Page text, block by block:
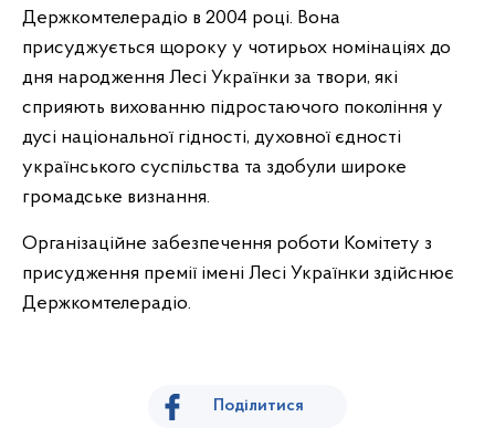
Держкомтелерадіо в 2004 році. Вона
присуджується щороку у чотирьох номінаціях до
дня народження Лесі Українки за твори, які
сприяють вихованню підростаючого покоління у
дусі національної гідності, духовної єдності
українського суспільства та здобули широке
громадське визнання.
Організаційне забезпечення роботи Комітету з
присудження премії імені Лесі Українки здійснює
Держкомтелерадіо.
Поділитися